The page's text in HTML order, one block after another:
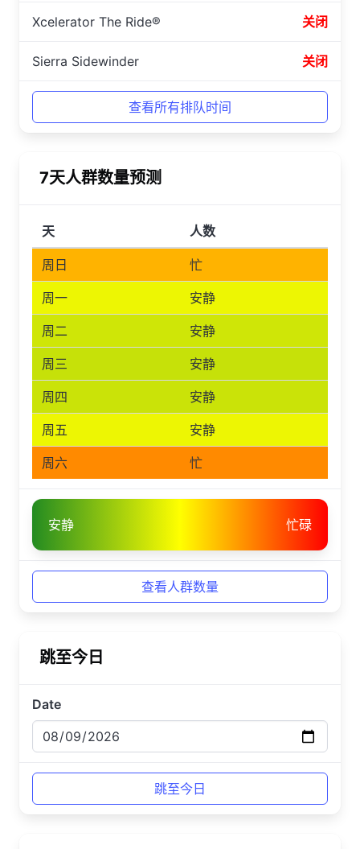
Xcelerator The Ride® 关闭
Sierra Sidewinder 关闭
查看所有排队时间
7天人群数量预测
天 人数
周日 忙
周一 安静
周二 安静
周三 安静
周四 安静
周五 安静
周六 忙
安静 忙碌
查看人群数量
跳至今日
Date